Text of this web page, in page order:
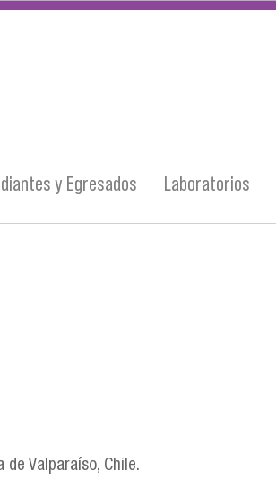
y Egresados Laboratorios
Valparaíso, Chile.